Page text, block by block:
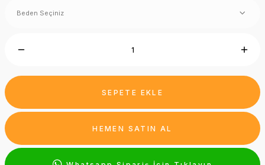
SEPETE EKLE
HEMEN SATIN AL